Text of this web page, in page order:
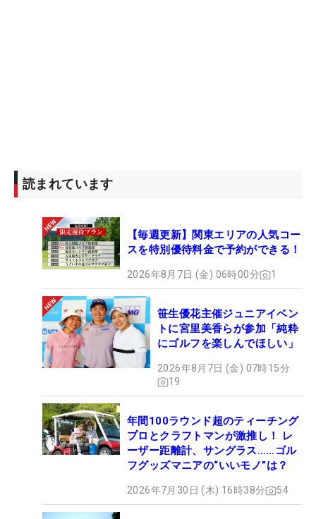
読まれています
【毎週更新】関東エリアの人気コー
スを特別優待料金で予約ができる！
2026年8月7日 (金) 06時00分 1
笹生優花主催ジュニアイベン
トに宮里美香らが参加「純粋
にゴルフを楽しんでほしい」
2026年8月7日 (金) 07時15分
19
年間100ラウンド超のティーチング
プロとクラフトマンが激推し！ レ
ーザー距離計、サングラス……ゴル
フグッズマニアの“いいモノ”は？
2026年7月30日 (木) 16時38分 54